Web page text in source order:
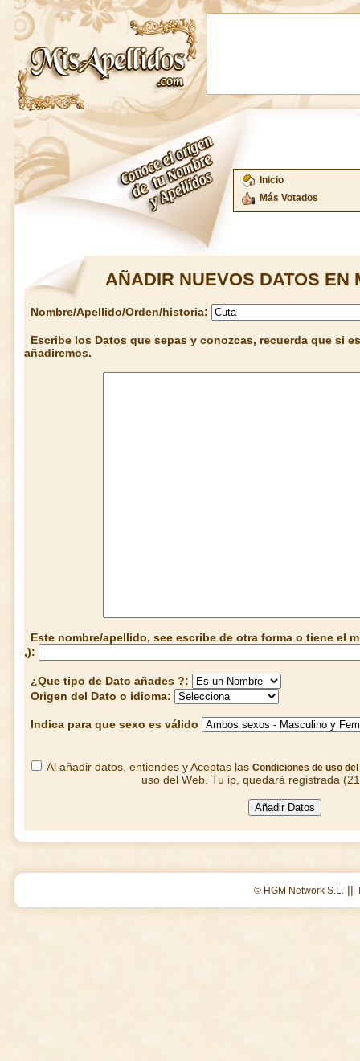
Inicio
Más Votados
AÑADIR NUEVOS DATOS EN
Nombre/Apellido/Orden/historia:
Escribe los Datos que sepas y conozcas, recuerda que si
añadiremos.
Este nombre/apellido, see escribe de otra forma o tiene el
,):
¿Que tipo de Dato añades ?:
Origen del Dato o idioma:
Indica para que sexo es válido
Al añadir datos, entiendes y Aceptas las Condiciones de uso del
uso del Web. Tu ip, quedará registrada
© HGM Network S.L. ||